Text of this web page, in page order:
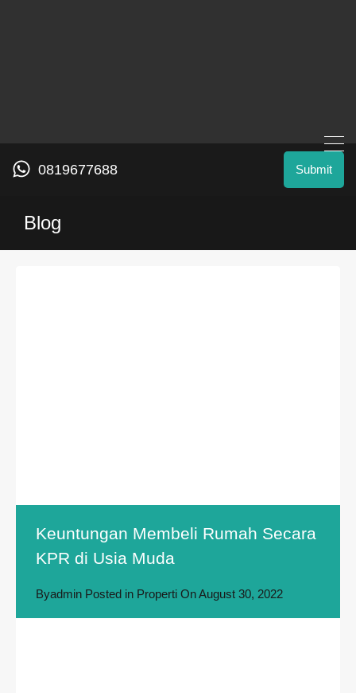
0819677688 Submit
Blog
Keuntungan Membeli Rumah Secara
KPR di Usia Muda
Byadmin Posted in Properti OnAugust 30, 2022